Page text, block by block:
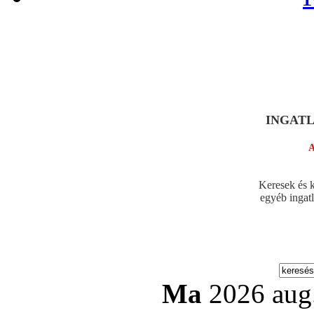
A
Keresek és
egyéb
Ma 2026